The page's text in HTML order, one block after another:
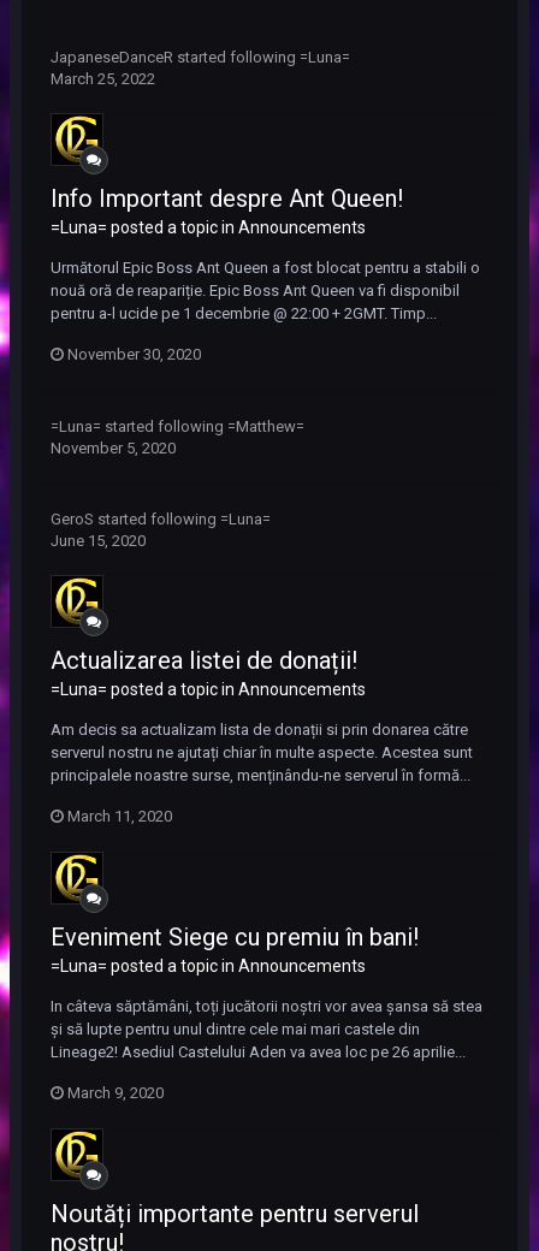
JapaneseDanceR started following =Luna=
March 25, 2022
Info Important despre Ant Queen!
=Luna= posted a topic in Announcements
Următorul Epic Boss Ant Queen a fost blocat pentru a stabili o
nouă oră de reapariție. Epic Boss Ant Queen va fi disponibil
pentru a-l ucide pe 1 decembrie @ 22:00 + 2GMT. Timp...
November 30, 2020
=Luna= started following =Matthew=
November 5, 2020
GeroS started following =Luna=
June 15, 2020
Actualizarea listei de donații!
=Luna= posted a topic in Announcements
Am decis sa actualizam lista de donații si prin donarea către
serverul nostru ne ajutați chiar în multe aspecte. Acestea sunt
principalele noastre surse, menținându-ne serverul în formă...
March 11, 2020
Eveniment Siege cu premiu în bani!
=Luna= posted a topic in Announcements
In câteva săptămâni, toți jucătorii noștri vor avea șansa să stea
și să lupte pentru unul dintre cele mai mari castele din
Lineage2! Asediul Castelului Aden va avea loc pe 26 aprilie...
March 9, 2020
Noutăți importante pentru serverul
nostru!